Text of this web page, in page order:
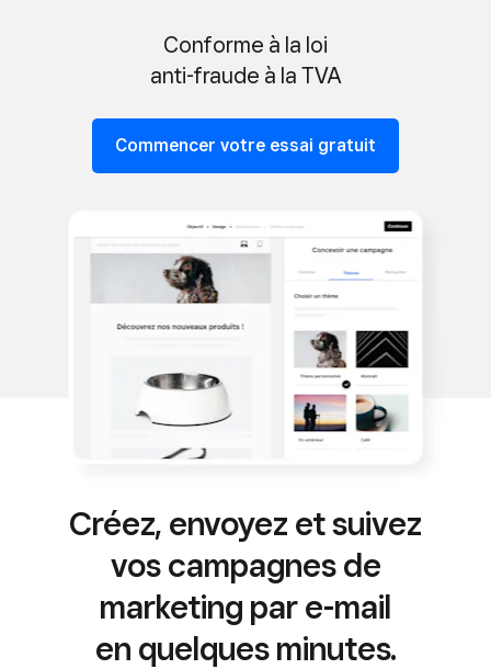
Conforme à la loi
anti-fraude à la TVA
Commencer votre essai gratuit
Créez, envoyez et suivez
vos campagnes de
marketing par e-mail
en quelques minutes.